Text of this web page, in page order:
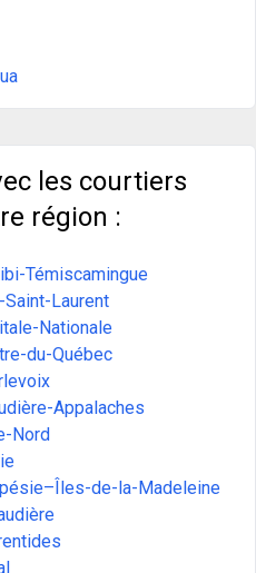
les courtiers
région :
Témiscamingue
Laurent
Nationale
du-Québec
Appalaches
Nord
de-la-Madeleine